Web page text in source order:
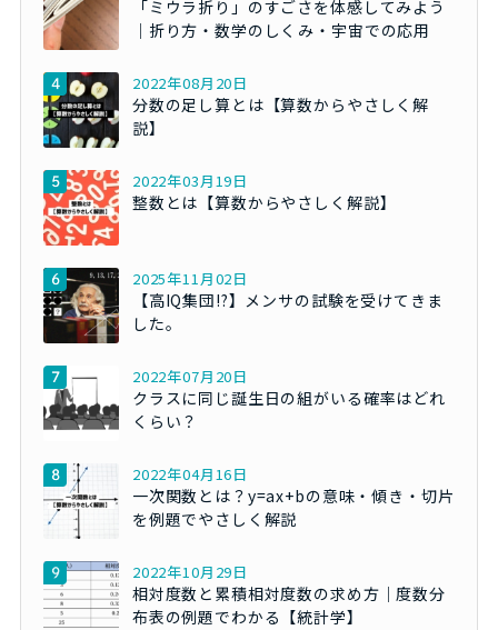
「ミウラ折り」のすごさを体感してみよう
｜折り方・数学のしくみ・宇宙での応用
2022年08月20日
分数の足し算とは【算数からやさしく解
説】
2022年03月19日
整数とは【算数からやさしく解説】
2025年11月02日
【高IQ集団!?】メンサの試験を受けてきま
した。
2022年07月20日
クラスに同じ誕生日の組がいる確率はどれ
くらい？
2022年04月16日
一次関数とは？y=ax+bの意味・傾き・切片
を例題でやさしく解説
2022年10月29日
相対度数と累積相対度数の求め方｜度数分
布表の例題でわかる【統計学】